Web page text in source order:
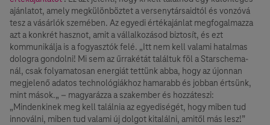
ajánlatot, amely megkülönböztet a versenytársaidtól és vonzóvá
tesz a vásárlók szemében. Az egyedi értékajánlat megfogalmazza
azt a konkrét hasznot, amit a vállalkozásod biztosít, és ezt
kommunikálja is a fogyasztók felé. „Itt nem kell valami hatalmas
dologra gondolni! Mi sem az űrrakétát találtuk föl a Starschema-
nál, csak folyamatosan energiát tettünk abba, hogy az újonnan
megjelenő adatos technológiákhoz hamarabb és jobban értsünk,
mint mások.„ – magyarázza a szakember és hozzáteszi:
„Mindenkinek meg kell találnia az egyediségét, hogy miben tud
innoválni, miben tud valami új dolgot kitalálni, amitől más lesz!”